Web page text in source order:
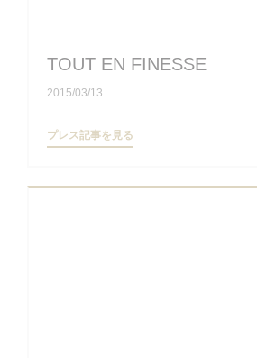
TOUT EN FINESSE
2015/03/13
プレス記事を見る